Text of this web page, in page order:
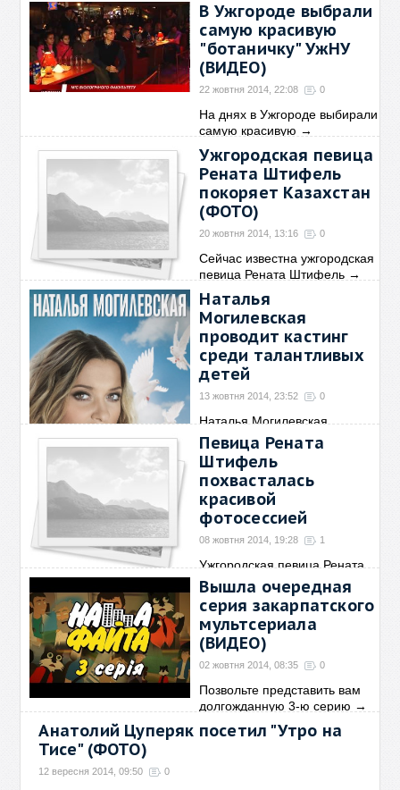
В Ужгороде выбрали
самую красивую
"ботаничку" УжНУ
(ВИДЕО)
22 жовтня 2014, 22:08 0
На днях в Ужгороде выбирали
самую красивую →
Ужгородская певица
Рената Штифель
покоряет Казахстан
(ФОТО)
20 жовтня 2014, 13:16 0
Сейчас известна ужгородская
певица Рената Штифель →
Наталья
Могилевская
проводит кастинг
среди талантливых
детей
13 жовтня 2014, 23:52 0
Наталья Могилевская
проводит кастинг среди
Певица Рената
Штифель
похвасталась
красивой
фотосессией
08 жовтня 2014, 19:28 1
Ужгородская певица Рената
Штифель похвасталась→
Вышла очередная
серия закарпатского
мультсериала
(ВИДЕО)
02 жовтня 2014, 08:35 0
Позвольте представить вам
долгожданную 3-ю серию →
Анатолий Цуперяк посетил "Утро на
Тисе" (ФОТО)
12 вересня 2014, 09:50 0